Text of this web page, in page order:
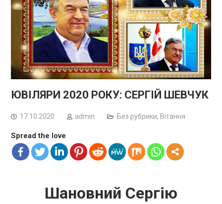
ЮВІЛЯРИ 2020 РОКУ: СЕРГІЙ ШЕВЧУК
17.10.2020 admin Без рубрики, Вітання
Spread the love
Шановний Сергію